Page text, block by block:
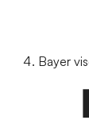
Bayer